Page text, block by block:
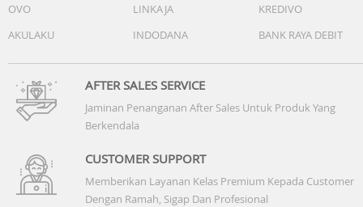
OVO
LINKAJA
KREDIVO
AKULAKU
INDODANA BANK RAYA DEBIT
AFTER SALES SERVICE
Jaminan Penanganan After Sales Untuk Produk Yang
Berkendala
CUSTOMER SUPPORT
Memberikan Layanan Kelas Premium Kepada Customer
Dengan Ramah, Sigap Dan Profesional